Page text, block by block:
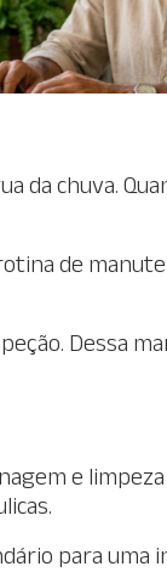
da chuva.
de
Dessa
e limpeza
para uma